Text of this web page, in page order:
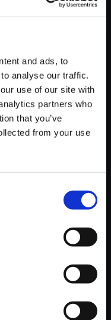
and ads, to
analyse our traffic.
use of our site with
partners who
that you’ve
from your use
ードの際には、通信環境
い。
オハザード 6 オリ
ンドトラック Pois